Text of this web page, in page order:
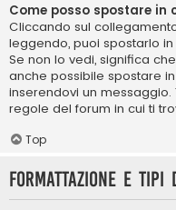
Come posso spostare in
Cliccando sul
leggendo, puoi spostarlo
Se non lo vedi, significa
anche possibile spostare
inserendovi un messaggio.
regole del forum in cui ti
Top
Formattazione e tipi